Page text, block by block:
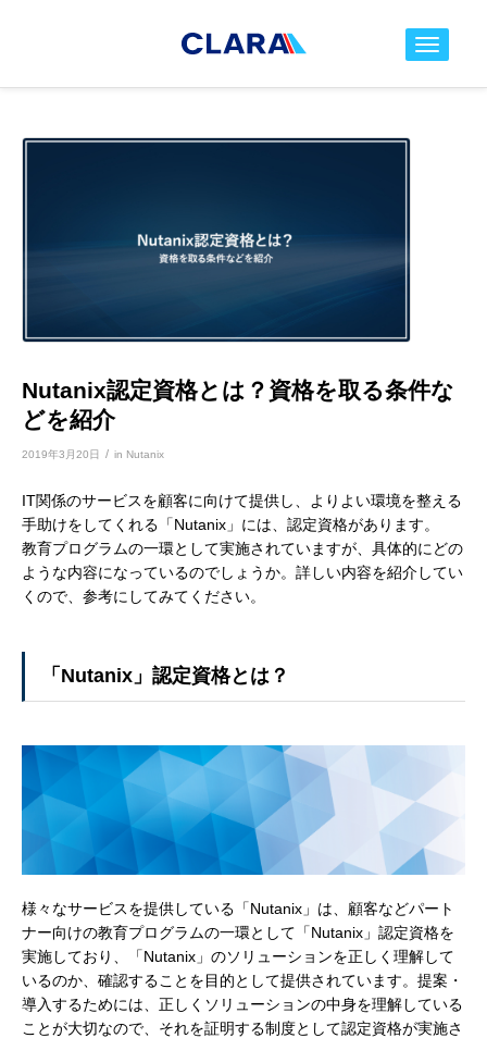
toggle
Nutanix認定資格とは？資格を取る条件な
どを紹介
2019年3月20日 / in Nutanix
IT関係のサービスを顧客に向けて提供し、よりよい環境を整える
手助けをしてくれる「Nutanix」には、認定資格があります。
教育プログラムの一環として実施されていますが、具体的にどの
ような内容になっているのでしょうか。詳しい内容を紹介してい
くので、参考にしてみてください。
「Nutanix」認定資格とは？
様々なサービスを提供している「Nutanix」は、顧客などパート
ナー向けの教育プログラムの一環として「Nutanix」認定資格を
実施しており、「Nutanix」のソリューションを正しく理解して
いるのか、確認することを目的として提供されています。提案・
導入するためには、正しくソリューションの中身を理解している
ことが大切なので、それを証明する制度として認定資格が実施さ